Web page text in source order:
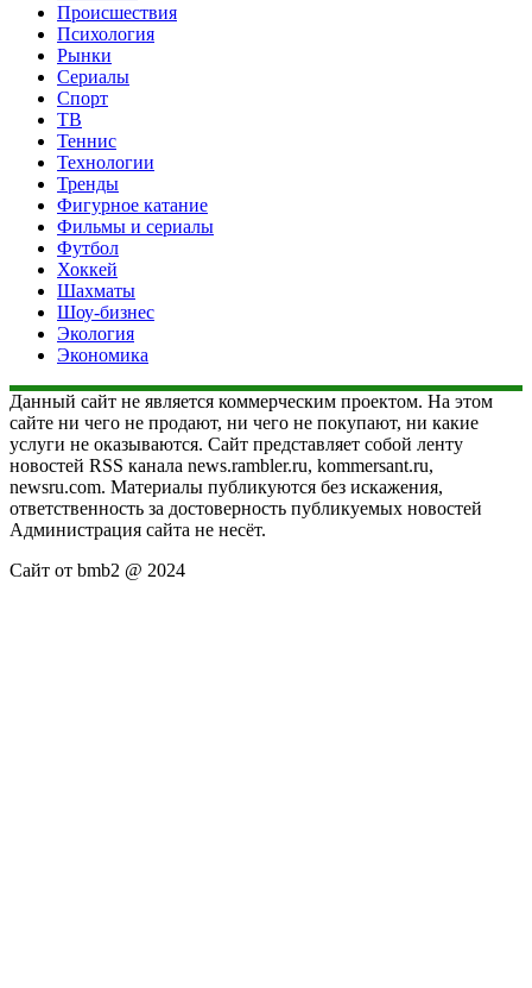
Происшествия
Психология
Рынки
Сериалы
Спорт
ТВ
Теннис
Технологии
Тренды
Фигурное катание
Фильмы и сериалы
Футбол
Хоккей
Шахматы
Шоу-бизнес
Экология
Экономика
Данный сайт не является коммерческим проектом. На этом
сайте ни чего не продают, ни чего не покупают, ни какие
услуги не оказываются. Сайт представляет собой ленту
новостей RSS канала news.rambler.ru, kommersant.ru,
newsru.com. Материалы публикуются без искажения,
ответственность за достоверность публикуемых новостей
Администрация сайта не несёт.
Сайт от bmb2 @ 2024